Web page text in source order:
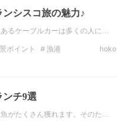
ンシスコ旅の魅力♪
るケーブルカーは多くの人に…
ポイント
漁港
hoko
ンチ9選
がたくさん獲れます。そのた…